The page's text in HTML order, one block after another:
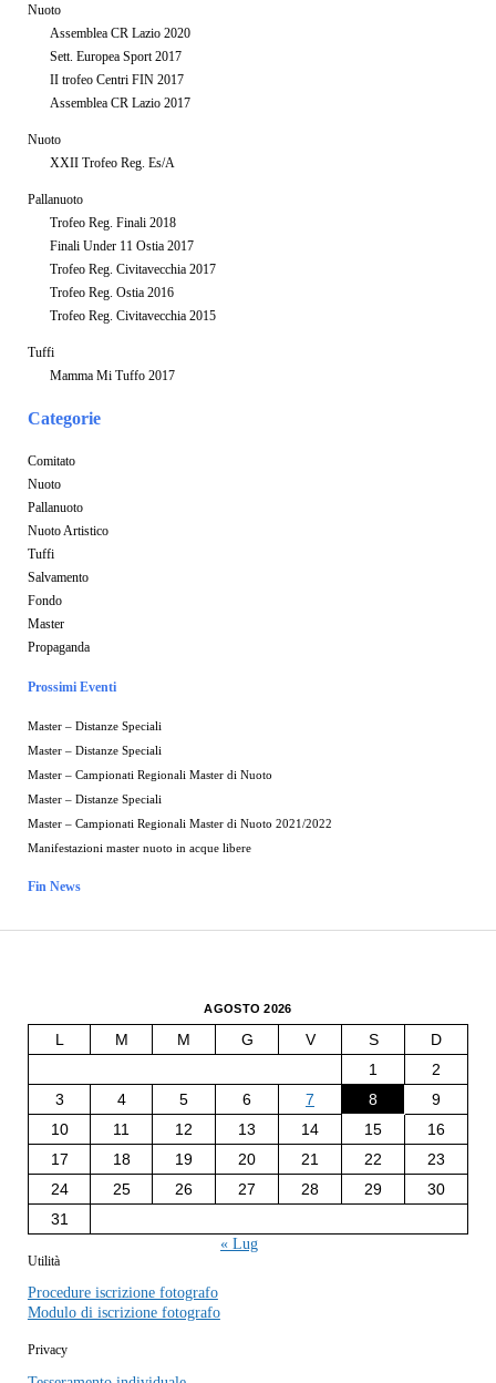
Nuoto
Assemblea CR Lazio 2020
Sett. Europea Sport 2017
II trofeo Centri FIN 2017
Assemblea CR Lazio 2017
Nuoto
XXII Trofeo Reg. Es/A
Pallanuoto
Trofeo Reg. Finali 2018
Finali Under 11 Ostia 2017
Trofeo Reg. Civitavecchia 2017
Trofeo Reg. Ostia 2016
Trofeo Reg. Civitavecchia 2015
Tuffi
Mamma Mi Tuffo 2017
Categorie
Comitato
Nuoto
Pallanuoto
Nuoto Artistico
Tuffi
Salvamento
Fondo
Master
Propaganda
Prossimi Eventi
Master – Distanze Speciali
Master – Distanze Speciali
Master – Campionati Regionali Master di Nuoto
Master – Distanze Speciali
Master – Campionati Regionali Master di Nuoto 2021/2022
Manifestazioni master nuoto in acque libere
Fin News
AGOSTO 2026
L M M G V S
D
1
2
3
4 5 6 7 8
9
10
11 12 13 14 15
16
17
18 19 20 21 22
23
24
25 26 27 28 29
30
31
« Lug
Utilità
Procedure iscrizione fotografo
Modulo di iscrizione fotografo
Privacy